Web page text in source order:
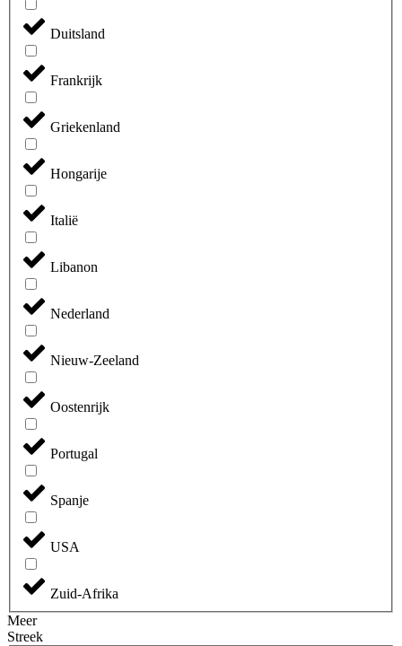
Duitsland
Frankrijk
Griekenland
Hongarije
Italië
Libanon
Nederland
Nieuw-Zeeland
Oostenrijk
Portugal
Spanje
USA
Zuid-Afrika
Meer
Streek